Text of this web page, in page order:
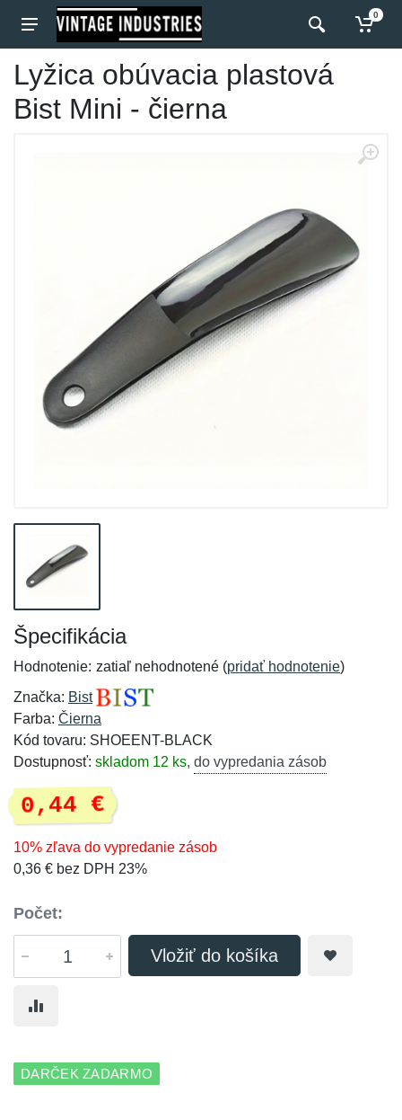
0
Lyžica obúvacia plastová
Bist Mini - čierna
Špecifikácia
Hodnotenie: zatiaľ nehodnotené (pridať hodnotenie)
Značka: Bist
Farba: Čierna
Kód tovaru: SHOEENT-BLACK
Dostupnosť: skladom 12 ks, do vypredania zásob
0,44 €
10% zľava do vypredanie zásob
0,36 € bez DPH 23%
Počet:
Vložiť do košíka
DARČEK ZADARMO